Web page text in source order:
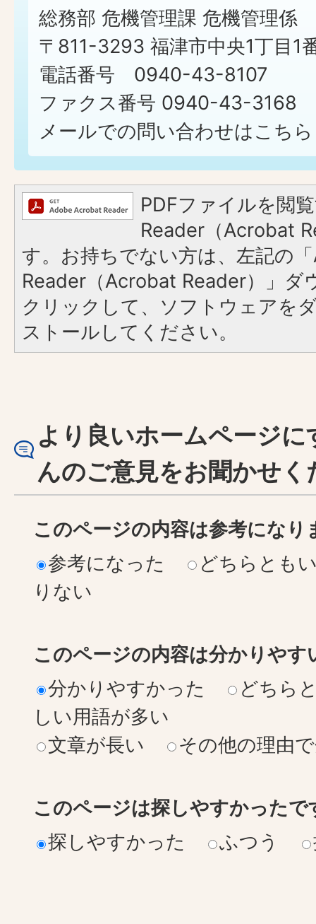
総務部 危機管理課 危機管理係
〒811-3293 福津市中央1丁目1
電話番号 0940-43-8107
ファクス番号 0940-43-3168
メールでの問い合わせはこちら
PDFファイルを閲
Reader（Acrobat
す。お持ちでない方は、左記の
Reader（Acrobat Reader）」ダ
クリックして、ソフトウェアを
ストールしてください。
より良いホームページ
んのご意見をお聞かせく
このページの内容は参考になり
参考になった
どちらとも
りない
このページの内容は分かりやす
分かりやすかった
どちら
しい用語が多い
文章が長い
その他の理由
このページは探しやすかったで
探しやすかった
ふつう